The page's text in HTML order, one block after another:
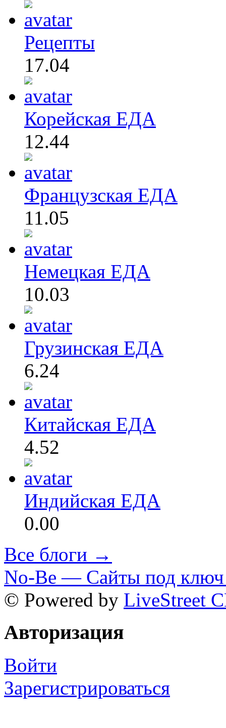
Рецепты
17.04
Корейская ЕДА
12.44
Французская ЕДА
11.05
Немецкая ЕДА
10.03
Грузинская ЕДА
6.24
Китайская ЕДА
4.52
Индийская ЕДА
0.00
Все блоги →
No-Be — Сайты под ключ
© Powered by LiveStreet
Авторизация
Войти
Зарегистрироваться